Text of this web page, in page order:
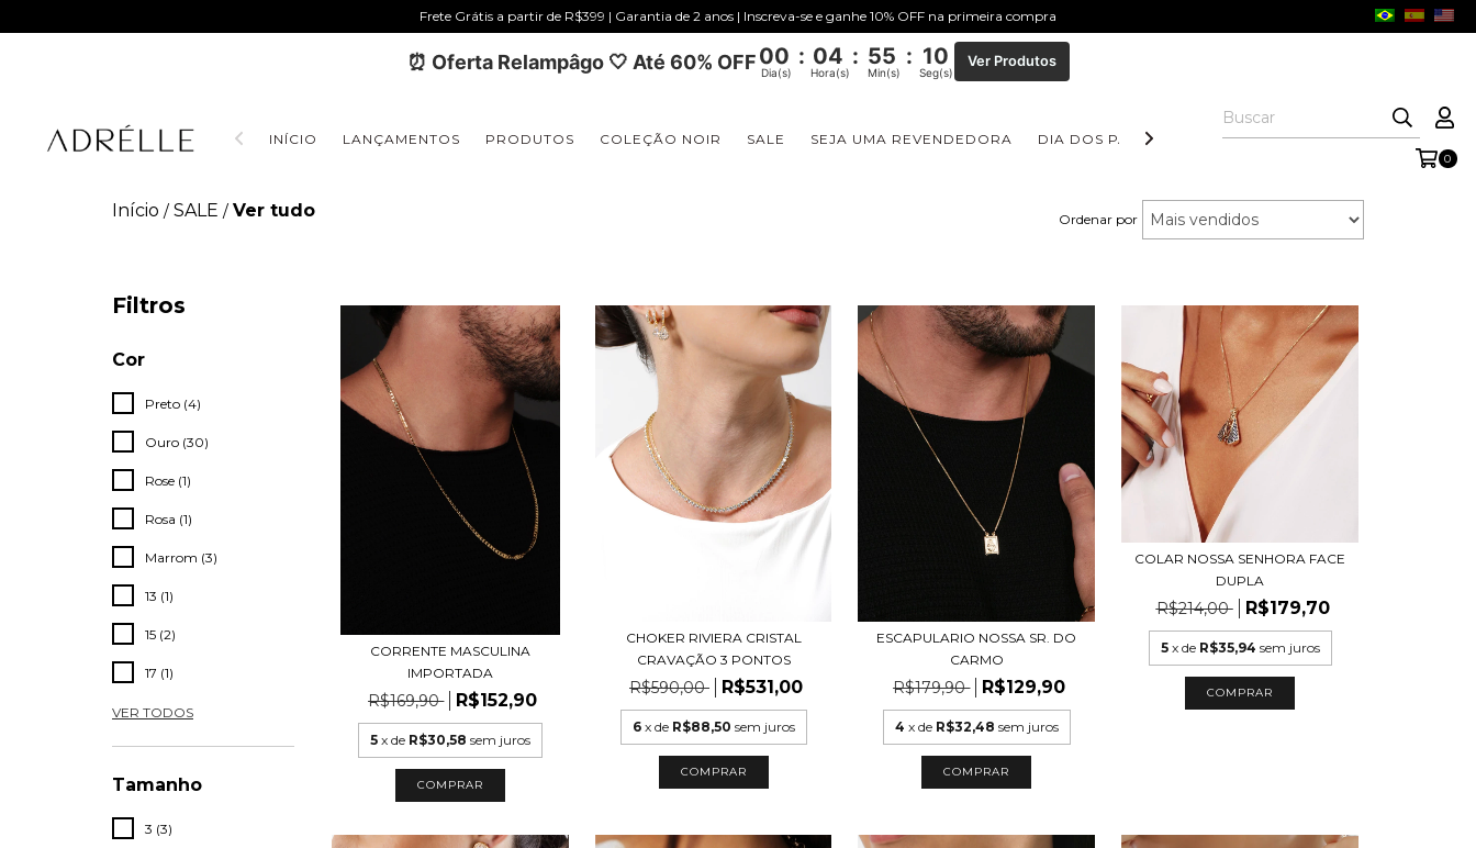
Frete Grátis a partir de R$399 | Garantia de 2 anos | Inscreva-se e ganhe 10% OFF na primeira compra
⏰ Oferta Relampâgo 🤍 Até 60% OFF00 : 04 : 55 : 09
Dia(s) Hora(s) Min(s) Seg(s)
Ver Produtos
INÍCIO LANÇAMENTOS PRODUTOS COLEÇÃO NOIR SALE SEJA UMA REVENDEDORA DIA DOS PAIS COLEÇÃO AURORA COLEÇÃO FORM
0
Início / SALE / Ver tudo Ordenar por
Filtros
Cor
Preto (4)
Ouro (30)
Rose (1)
Rosa (1)
Marrom (3)
13 (1)
15 (2)
17 (1)
VER TODOS
Tamanho
3 (3)
CORRENTE MASCULINA
IMPORTADA
R$169,90 R$152,90
5 x de R$30,58 sem juros
COMPRAR
CHOKER RIVIERA CRISTAL
CRAVAÇÃO 3 PONTOS
R$590,00 R$531,00
6 x de R$88,50 sem juros
COMPRAR
ESCAPULARIO NOSSA SR. DO
CARMO
R$179,90 R$129,90
4 x de R$32,48 sem juros
COMPRAR
COLAR NOSSA SENHORA FACE
DUPLA
R$214,00 R$179,70
5 x de R$35,94 sem juros
COMPRAR